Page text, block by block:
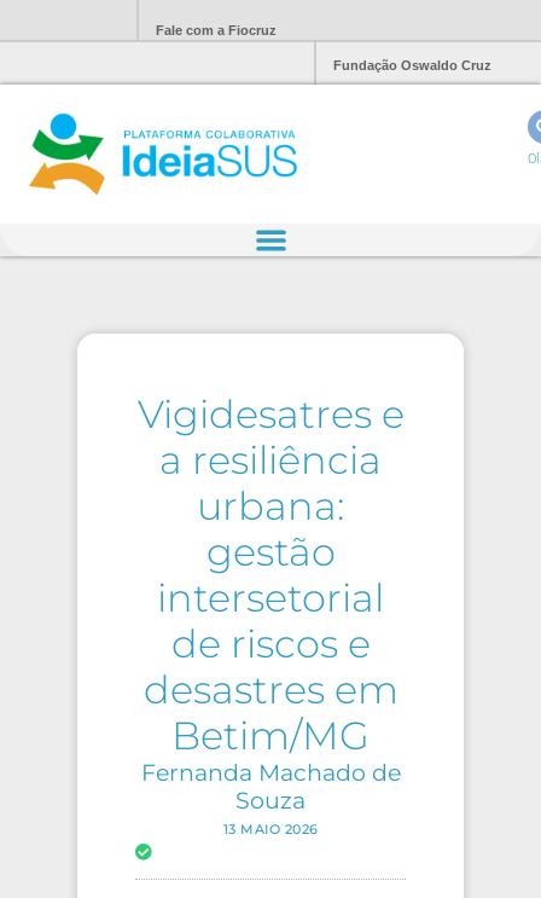
Fale com a Fiocruz
Fundação Oswaldo Cruz
Vigidesatres e
a resiliência
urbana:
gestão
intersetorial
de riscos e
desastres em
Betim/MG
Fernanda Machado de
Souza
13 MAIO 2026